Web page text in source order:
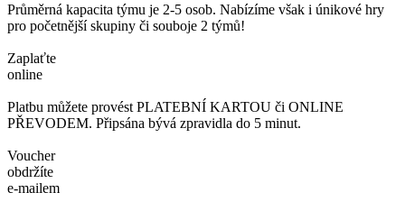
Průměrná kapacita týmu je 2-5 osob. Nabízíme však i únikové hry
pro početnější skupiny či souboje 2 týmů!
Zaplaťte
online
Platbu můžete provést PLATEBNÍ KARTOU či ONLINE
PŘEVODEM. Připsána bývá zpravidla do 5 minut.
Voucher
obdržíte
e-mailem